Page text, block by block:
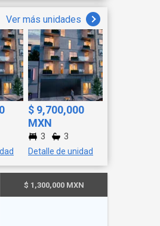
Ver más unidades
$ 9,700,000
MXN
3 3
Detalle de unidad
$ 1,300,000 MXN